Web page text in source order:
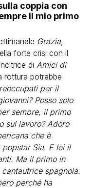
coppia con
il mio primo
Grazia,
forte crisi con il
di Amici di
rottura potrebbe
per il
Posso solo
sempre, il primo
sul lavoro? Adoro
che è
Sia. E lei il
Ma il primo in
spagnola.
perché ha